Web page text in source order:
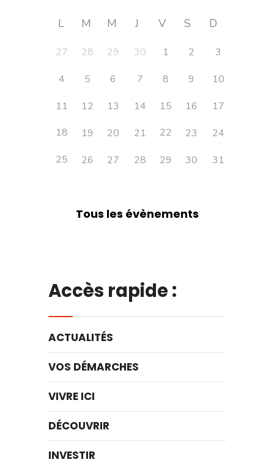
L M M J V S D
27 28 29 30 1 2
3
4
5 6 7 8 9
10
11
12 13 14 15 16
17
18
19 20 21 22 23
24
25
26 27 28 29 30 31
Tous les évènements
Accès rapide :
ACTUALITÉS
VOS DÉMARCHES
VIVRE ICI
DÉCOUVRIR
INVESTIR